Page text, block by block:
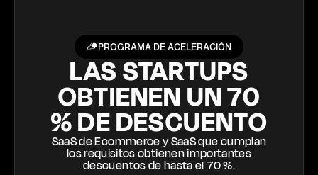
PROGRAMA DE ACELERACIÓN
LAS STARTUPS
OBTIENEN UN 70
% DE DESCUENTO
SaaS de Ecommerce y SaaS que cumplan
los requisitos obtienen importantes
descuentos de hasta el 70 %.